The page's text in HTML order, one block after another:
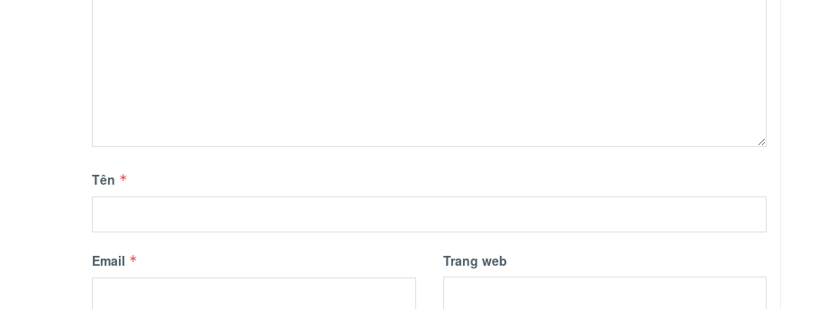
Tên *
Email * Trang web